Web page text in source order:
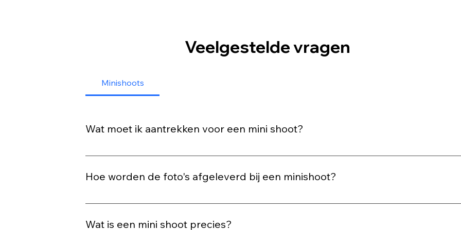
Veelgestelde vragen
Minishoots
Wat moet ik aantrekken voor een mini shoot?
Draag iets waarin jij je goed voelt! Rustige kleuren en niet te drukke prints werken vaak het beste
Hoe worden de foto's afgeleverd bij een minishoot?
Bij een minishoot krijg je een melding in je mailbox dat je foto's klaar zijn. Vanaf dat moment kan
Wat is een mini shoot precies?